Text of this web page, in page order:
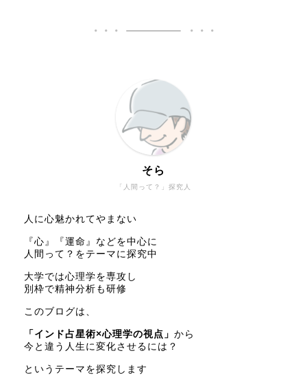
「人間って？」探究人
そら
人に心魅かれてやまない
『心』『運命』などを中心に
人間って？をテーマに探究中
大学では心理学を専攻し
別枠で精神分析も研修
このブログは、
「インド占星術×心理学の視点」 から
今と違う人生に変化させるには？
というテーマを探究します